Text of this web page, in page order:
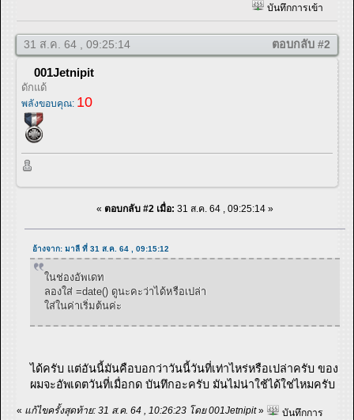
บันทึกการเข้า
31 ส.ค. 64 , 09:25:14 ตอบกลับ #2
001Jetnipit
ดักแด้
พลังขอบคุณ: 10
« ตอบกลับ #2 เมื่อ: 31 ส.ค. 64 , 09:25:14 »
อ้างจาก: มาลี ที่ 31 ส.ค. 64 , 09:15:12
ในช่องอัพเดท
ลองใส่ =date() ดูนะคะว่าได้หรือเปล่า
ใส่ในค่าเริ่มต้นค่ะ
ได้ครับ แต่อันนี้มันคือบอกว่าวันนี้วันที่เท่าไหร่หรือเปล่าครับ ของ
ผมจะอัพเดตวันที่เมื่อกด บันทึกอะครับ มันไม่น่าใช้ได้ใช่ไหมครับ
« แก้ไขครั้งสุดท้าย: 31 ส.ค. 64 , 10:26:23 โดย 001Jetnipit»
บันทึกการ